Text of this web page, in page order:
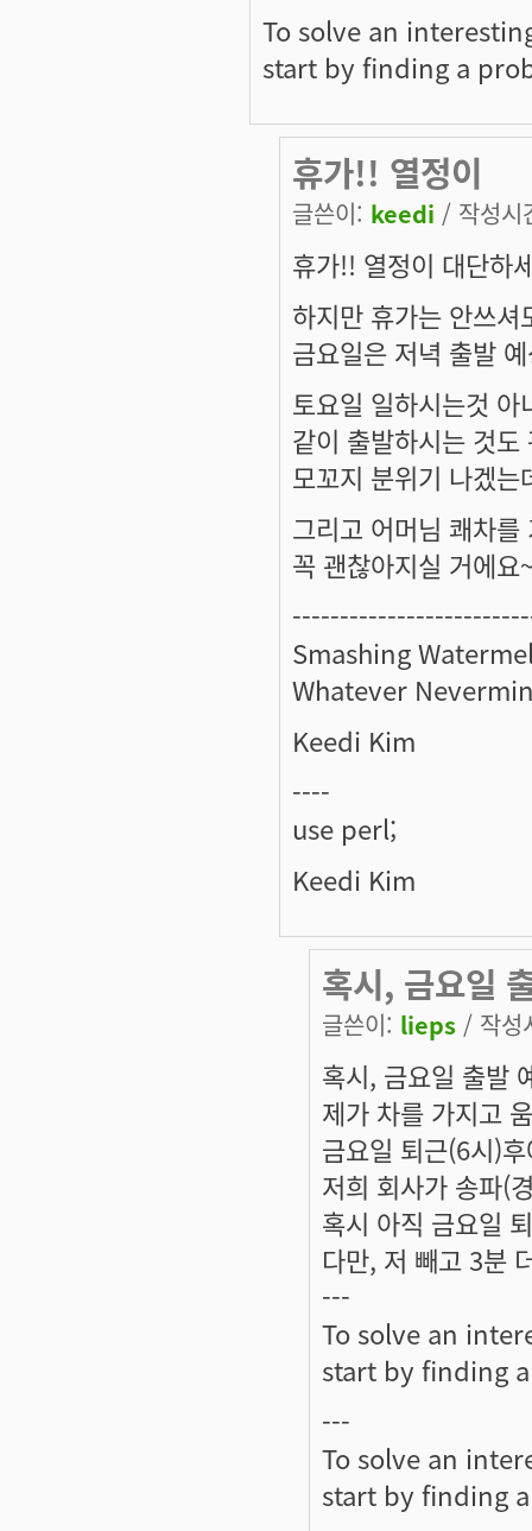
To solve an
start by finding a
휴가!! 열정이
글쓴이: keedi / 작성
휴가!! 열정이 대단하
하지만 휴가는 안쓰
금요일은 저녁 출발
토요일 일하시는것
같이 출발하시는 것
모꼬지 분위기 나겠
그리고 어머님 쾌차를
꼭 괜찮아지실 거에요
Smashing
Whatever
Keedi Kim
----
use perl;
Keedi Kim
혹시, 금요일
글쓴이: lieps / 작성
혹시, 금요일 출발
제가 차를 가지고
금요일 퇴근(6시)
저희 회사가 송파(
혹시 아직 금요일
다만, 저 빼고 3분
---
To solve an
start by finding
---
To solve an
start by finding